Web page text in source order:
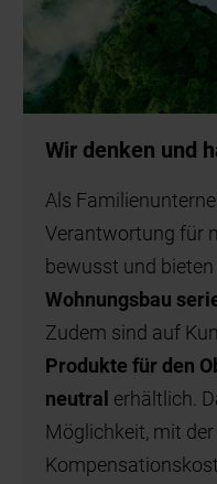
Wir denken und
Als
Verantwortung für
bewusst und bieten
Wohnungsbau
Zudem sind auf
Produkte für den
neutral erhältlich.
Möglichkeit, mit